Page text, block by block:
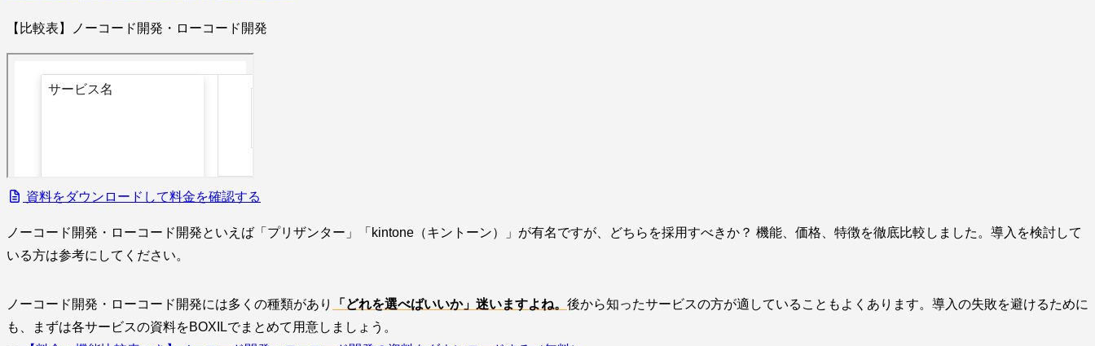
【比較表】ノーコード開発・ローコード開発
資料をダウンロードして料金を確認する
ノーコード開発・ローコード開発といえば「プリザンター」「kintone（キントーン）」が有名ですが、どちらを採用すべきか？ 機能、価格、特徴を徹底比較しました。導入を検討して
いる方は参考にしてください。
ノーコード開発・ローコード開発には多くの種類があり 「どれを選べばいいか」迷いますよね。 後から知ったサービスの方が適していることもよくあります。導入の失敗を避けるために
も、まずは各サービスの資料をBOXILでまとめて用意しましょう。